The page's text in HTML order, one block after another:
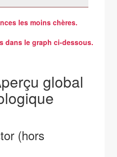
les moins chères.
dans le graph ci-dessous.
global
(hors